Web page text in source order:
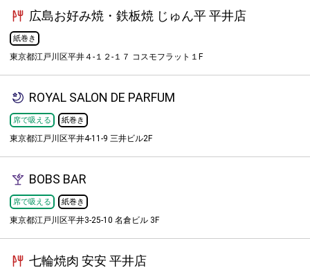
広島お好み焼・鉄板焼 じゅん平 平井店
紙巻き
東京都江戸川区平井４-１２-１７ コスモフラット１F
ROYAL SALON DE PARFUM
席で吸える 紙巻き
東京都江戸川区平井4-11-9 三井ビル2F
BOBS BAR
席で吸える 紙巻き
東京都江戸川区平井3-25-10 名倉ビル 3F
七輪焼肉 安安 平井店